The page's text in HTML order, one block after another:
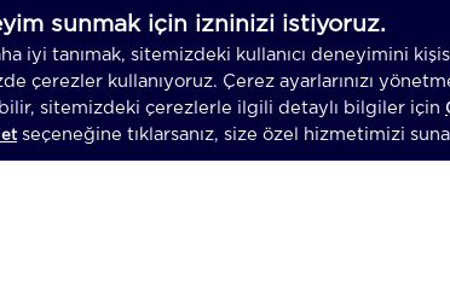
© 2026 Hemington
Her Hakkı Saklıdır, Kopyalanamaz.